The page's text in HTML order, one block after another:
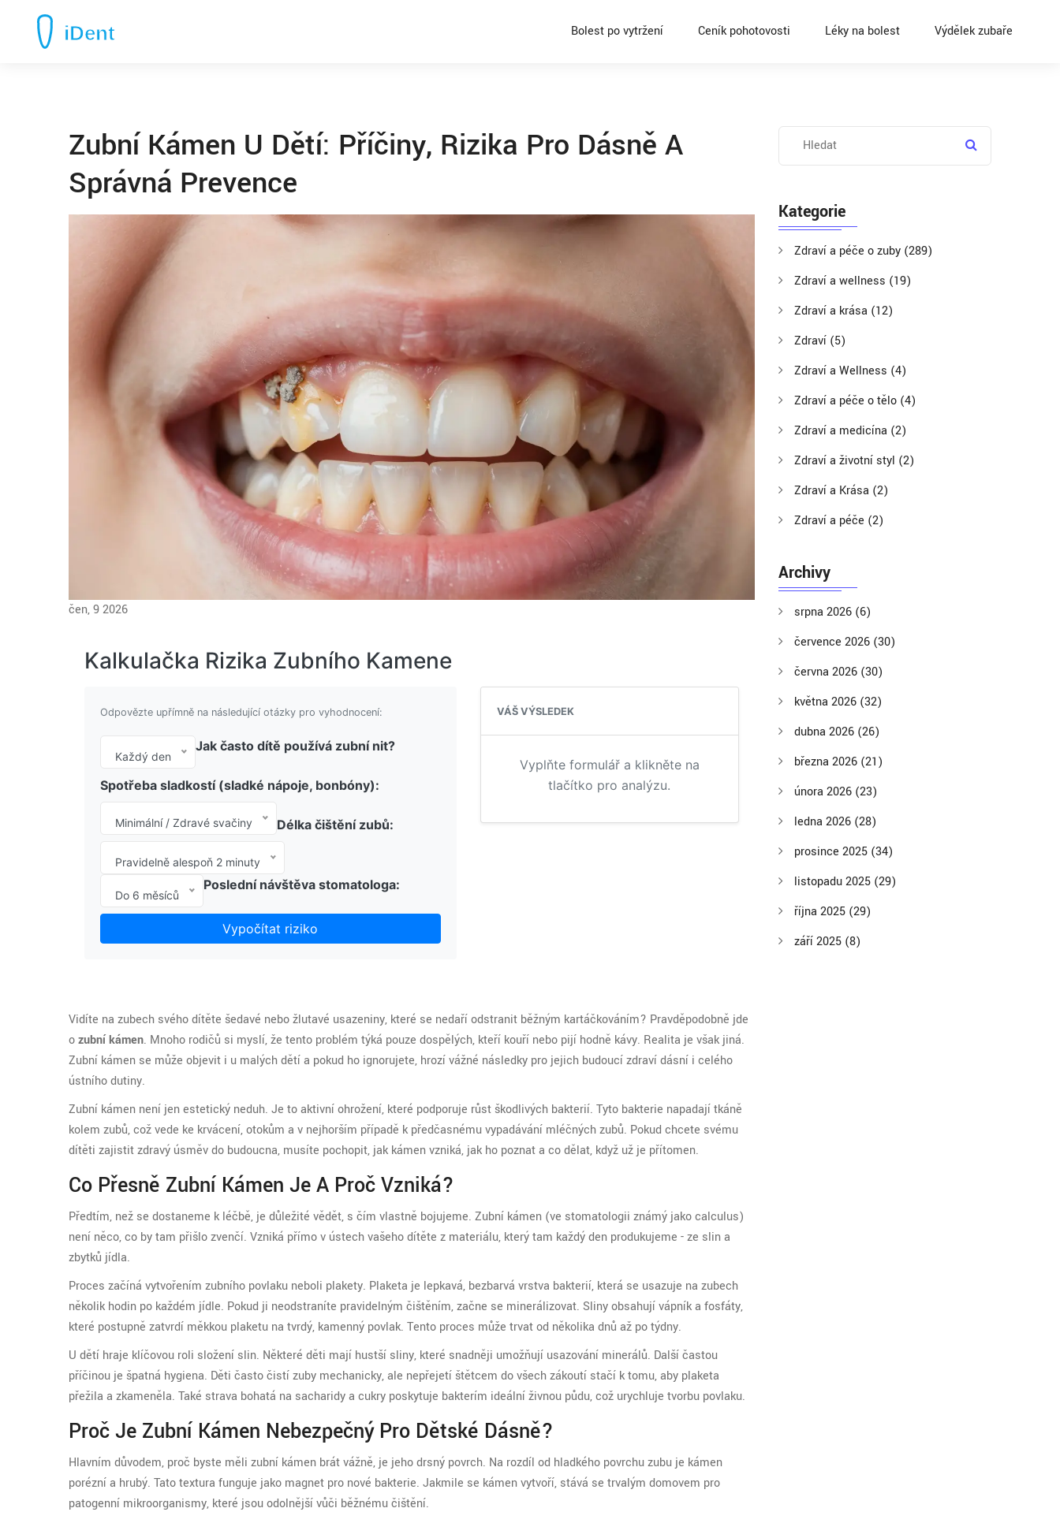
Bolest po vytržení Ceník pohotovosti Léky na bolest Výdělek zubaře
Zubní Kámen U Dětí: Příčiny, Rizika Pro Dásně A
Správná Prevence
čen, 9 2026
Kalkulačka Rizika Zubního Kamene
Odpovězte upřímně na následující otázky pro vyhodnocení:
Jak často dítě používá zubní nit?
Každý den
Spotřeba sladkostí (sladké nápoje, bonbóny):
Minimální / Zdravé svačiny Délka čištění zubů:
Pravidelně alespoň 2 minuty
Poslední návštěva stomatologa:
Do 6 měsíců
Vypočítat riziko
VÁŠ VÝSLEDEK
Vyplňte formulář a klikněte na
tlačítko pro analýzu.
Vidíte na zubech svého dítěte šedavé nebo žlutavé usazeniny, které se nedaří odstranit běžným kartáčkováním? Pravděpodobně jde
ozubní kámen. Mnoho rodičů si myslí, že tento problém týká pouze dospělých, kteří kouří nebo pijí hodně kávy. Realita je však jiná.
Zubní kámen se může objevit i u malých dětí a pokud ho ignorujete, hrozí vážné následky pro jejich budoucí zdraví dásní i celého
ústního dutiny.
Zubní kámen není jen estetický neduh. Je to aktivní ohrožení, které podporuje růst škodlivých bakterií. Tyto bakterie napadají tkáně
kolem zubů, což vede ke krvácení, otokům a v nejhorším případě k předčasnému vypadávání mléčných zubů. Pokud chcete svému
dítěti zajistit zdravý úsměv do budoucna, musíte pochopit, jak kámen vzniká, jak ho poznat a co dělat, když už je přítomen.
Co Přesně Zubní Kámen Je A Proč Vzniká?
Předtím, než se dostaneme k léčbě, je důležité vědět, s čím vlastně bojujeme. Zubní kámen (ve stomatologii známý jako calculus)
není něco, co by tam přišlo zvenčí. Vzniká přímo v ústech vašeho dítěte z materiálu, který tam každý den produkujeme - ze slin a
zbytků jídla.
Proces začíná vytvořením zubního povlaku neboli plakety. Plaketa je lepkavá, bezbarvá vrstva bakterií, která se usazuje na zubech
několik hodin po každém jídle. Pokud ji neodstraníte pravidelným čištěním, začne se minerálizovat. Sliny obsahují vápník a fosfáty,
které postupně zatvrdí měkkou plaketu na tvrdý, kamenný povlak. Tento proces může trvat od několika dnů až po týdny.
U dětí hraje klíčovou roli složení slin. Některé děti mají hustší sliny, které snadněji umožňují usazování minerálů. Další častou
příčinou je špatná hygiena. Děti často čistí zuby mechanicky, ale nepřejetí štětcem do všech zákoutí stačí k tomu, aby plaketa
přežila a zkameněla. Také strava bohatá na sacharidy a cukry poskytuje bakterím ideální živnou půdu, což urychluje tvorbu povlaku.
Proč Je Zubní Kámen Nebezpečný Pro Dětské Dásně?
Hlavním důvodem, proč byste měli zubní kámen brát vážně, je jeho drsný povrch. Na rozdíl od hladkého povrchu zubu je kámen
porézní a hrubý. Tato textura funguje jako magnet pro nové bakterie. Jakmile se kámen vytvoří, stává se trvalým domovem pro
patogenní mikroorganismy, které jsou odolnější vůči běžnému čištění.
Kategorie
Zdraví a péče o zuby (289)
Zdraví a wellness (19)
Zdraví a krása (12)
Zdraví (5)
Zdraví a Wellness (4)
Zdraví a péče o tělo (4)
Zdraví a medicína (2)
Zdraví a životní styl (2)
Zdraví a Krása (2)
Zdraví a péče (2)
Archivy
srpna 2026 (6)
července 2026 (30)
června 2026 (30)
května 2026 (32)
dubna 2026 (26)
března 2026 (21)
února 2026 (23)
ledna 2026 (28)
prosince 2025 (34)
listopadu 2025 (29)
října 2025 (29)
září 2025 (8)